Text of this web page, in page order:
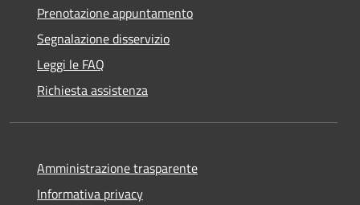
Prenotazione appuntamento
Segnalazione disservizio
Leggi le FAQ
Richiesta assistenza
Amministrazione trasparente
Informativa privacy